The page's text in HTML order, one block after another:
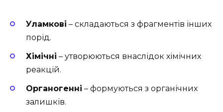
Уламкові – складаються з фрагментів інших
порід.
Хімічні – утворюються внаслідок хімічних
реакцій.
Органогенні – формуються з органічних
залишків.